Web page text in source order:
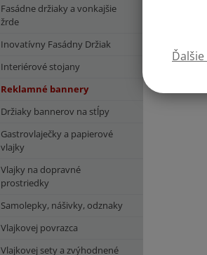
Fasádne držiaky a vonkajšie
žrde
Inovatívny Fasádny Držiak
Interiérové stojany
Reklamné bannery
Držiaky bannerov na stĺpy
Gastrovlaječky a papierové
vlajky
Vlajky na dopravné
prostriedky
Samolepky, nášivky, odznaky
Vlajkovej povrazca
Vlajkovej sety a zvýhodnené